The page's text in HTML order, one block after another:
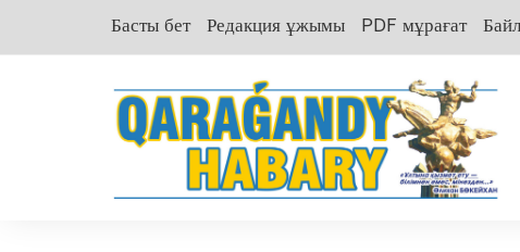
Басты бет Редакция ұжымы PDF мұрағат